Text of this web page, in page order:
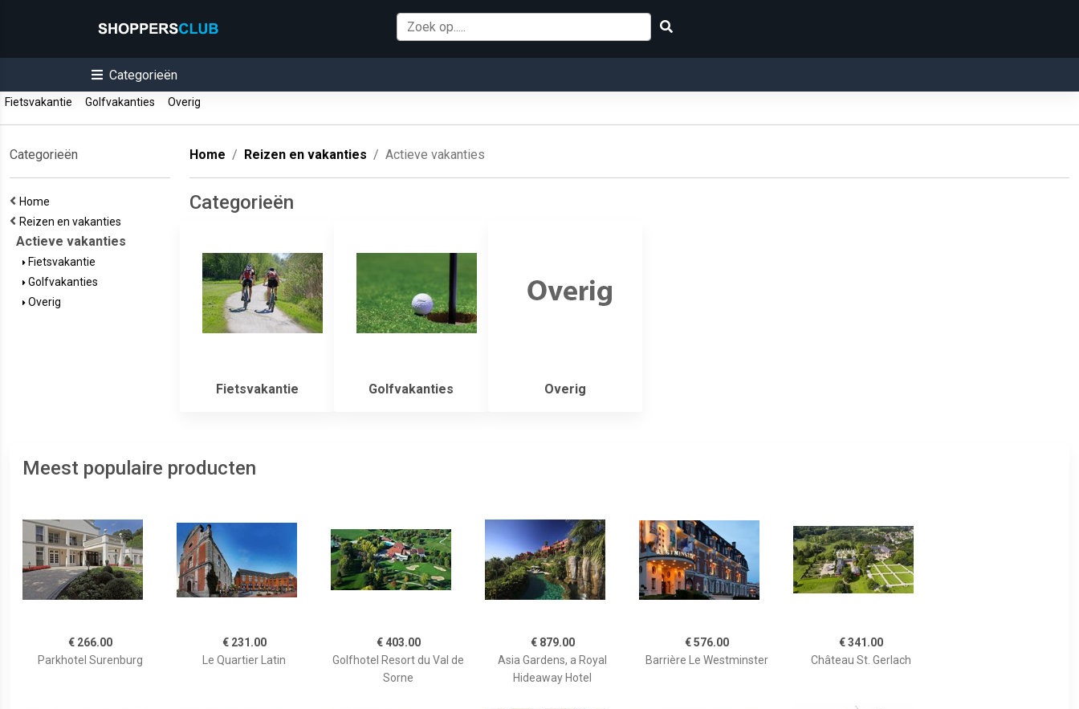
Categorieën
Fietsvakantie Golfvakanties Overig
Categorieën
Home
Reizen en vakanties
Actieve vakanties
Fietsvakantie
Golfvakanties
Overig
Home Reizen en vakanties Actieve vakanties
Categorieën
Fietsvakantie Golfvakanties Overig
Meest populaire producten
€ 266.00
Parkhotel Surenburg
€ 231.00
Le Quartier Latin
€ 403.00
Golfhotel Resort du Val de
Sorne
€ 879.00
Asia Gardens, a Royal
Hideaway Hotel
€ 576.00
Barrière Le Westminster
€ 341.00
Château St. Gerlach